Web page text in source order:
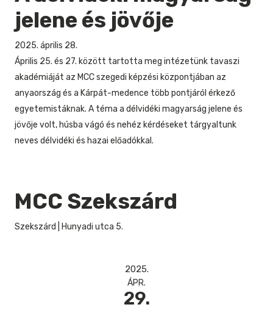
jelene és jövője
2025. április 28.
Április 25. és 27. között tartotta meg intézetünk tavaszi
akadémiáját az MCC szegedi képzési központjában az
anyaország és a Kárpát-medence több pontjáról érkező
egyetemistáknak. A téma a délvidéki magyarság jelene és
jövője volt, húsba vágó és nehéz kérdéseket tárgyaltunk
neves délvidéki és hazai előadókkal.
MCC Szekszárd
Szekszárd Hunyadi utca 5.
2025.
ÁPR.
29.